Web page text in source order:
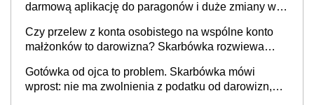
darmową aplikację do paragonów i duże zmiany w
Czy przelew z konta osobistego na wspólne konto
małżonków to darowizna? Skarbówka rozwiewa
Gotówka od ojca to problem. Skarbówka mówi
wprost: nie ma zwolnienia z podatku od darowizn,